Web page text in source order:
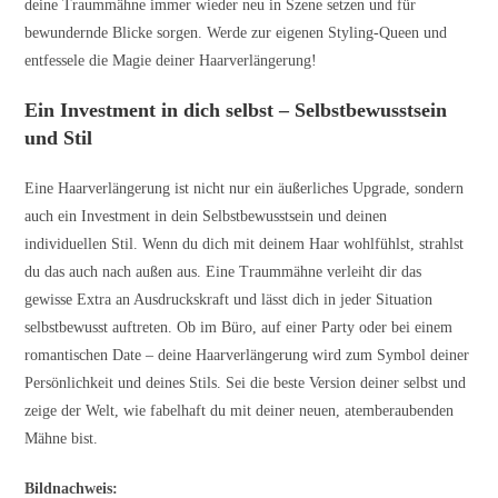
deine Traummähne immer wieder neu in Szene setzen und für
bewundernde Blicke sorgen. Werde zur eigenen Styling-Queen und
entfessele die Magie deiner Haarverlängerung!
Ein Investment in dich selbst – Selbstbewusstsein
und Stil
Eine Haarverlängerung ist nicht nur ein äußerliches Upgrade, sondern
auch ein Investment in dein Selbstbewusstsein und deinen
individuellen Stil. Wenn du dich mit deinem Haar wohlfühlst, strahlst
du das auch nach außen aus. Eine Traummähne verleiht dir das
gewisse Extra an Ausdruckskraft und lässt dich in jeder Situation
selbstbewusst auftreten. Ob im Büro, auf einer Party oder bei einem
romantischen Date – deine Haarverlängerung wird zum Symbol deiner
Persönlichkeit und deines Stils. Sei die beste Version deiner selbst und
zeige der Welt, wie fabelhaft du mit deiner neuen, atemberaubenden
Mähne bist.
Bildnachweis: